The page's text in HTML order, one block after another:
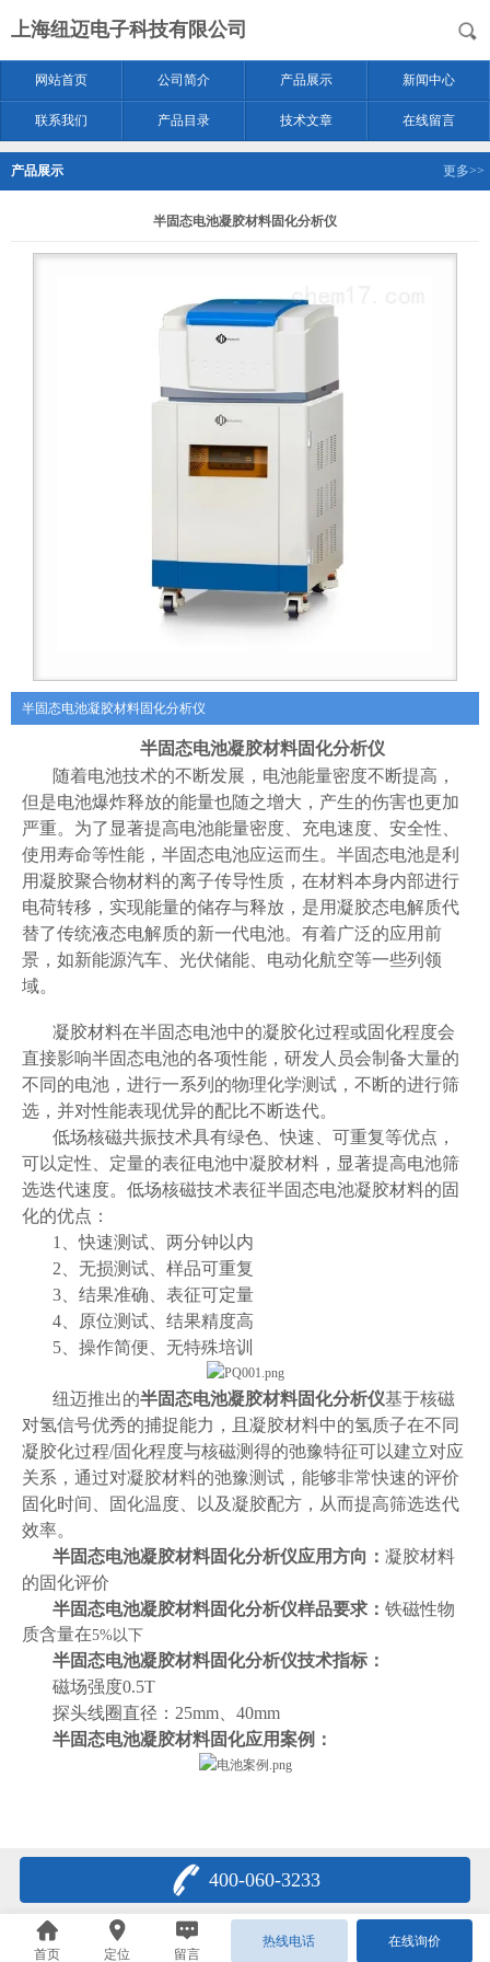
上海纽迈电子科技有限公司
网站首页 公司简介 产品展示 新闻中心
联系我们 产品目录 技术文章 在线留言
产品展示 更多>>
半固态电池凝胶材料固化分析仪
半固态电池凝胶材料固化分析仪
半固态电池凝胶材料固化分析仪
随着电池技术的不断发展，电池能量密度不断提高，
但是电池爆炸释放的能量也随之增大，产生的伤害也更加
严重。为了显著提高电池能量密度、充电速度、安全性、
使用寿命等性能，半固态电池应运而生。半固态电池是利
用凝胶聚合物材料的离子传导性质，在材料本身内部进行
电荷转移，实现能量的储存与释放，是用凝胶态电解质代
替了传统液态电解质的新一代电池。有着广泛的应用前
景，如新能源汽车、光伏储能、电动化航空等一些列领
域。
凝胶材料在半固态电池中的凝胶化过程或固化程度会
直接影响半固态电池的各项性能，研发人员会制备大量的
不同的电池，进行一系列的物理化学测试，不断的进行筛
选，并对性能表现优异的配比不断迭代。
低场核磁共振技术具有绿色、快速、可重复等优点，
可以定性、定量的表征电池中凝胶材料，显著提高电池筛
选迭代速度。低场核磁技术表征半固态电池凝胶材料的固
化的优点：
1、快速测试、两分钟以内
2、无损测试、样品可重复
3、结果准确、表征可定量
4、原位测试、结果精度高
5、操作简便、无特殊培训
纽迈推出的半固态电池凝胶材料固化分析仪基于核磁
对氢信号优秀的捕捉能力，且凝胶材料中的氢质子在不同
凝胶化过程/固化程度与核磁测得的弛豫特征可以建立对应
关系，通过对凝胶材料的弛豫测试，能够非常快速的评价
固化时间、固化温度、以及凝胶配方，从而提高筛选迭代
效率。
半固态电池凝胶材料固化分析仪应用方向： 凝胶材料
的固化评价
半固态电池凝胶材料固化分析仪样品要求： 铁磁性物
质含量在5%以下
半固态电池凝胶材料固化分析仪技术指标：
磁场强度0.5T
探头线圈直径：25mm、40mm
半固态电池凝胶材料固化应用案例：
400-060-3233
首页 定位 留言
热线电话 在线询价